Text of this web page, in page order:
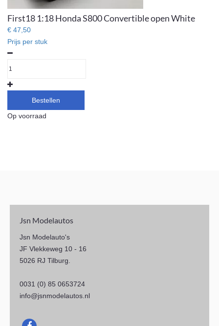
First18 1:18 Honda S800 Convertible open White
€ 47,50
Prijs per stuk
Bestellen
Op voorraad
Jsn Modelautos
Jsn Modelauto's
JF Vlekkeweg 10 - 16
5026 RJ Tilburg.
0031 (0) 85 0653724
info@jsnmodelautos.nl